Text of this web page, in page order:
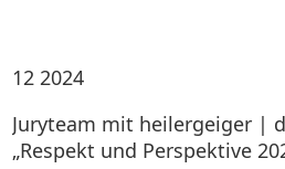
12 2024
Juryteam mit heilergeiger |
„Respekt und Perspektive